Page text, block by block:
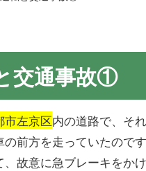
交通事故①
市左京区内の道路で、そ
の前方を走っていたので
故意に急ブレーキをか